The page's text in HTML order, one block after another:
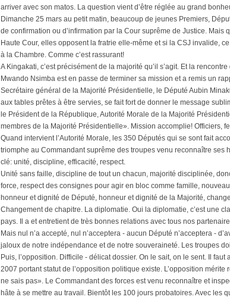
arriver avec son matos. La question vient d’être réglée au grand
Dimanche 25 mars au petit matin, beaucoup de jeunes Premiers,
de confirmation ou d’infirmation par la Cour suprême de Justice. Mais
Haute Cour, elles opposent la fratrie elle-même et si la CSJ invalide,
à la Chambre. Comme c’est rassurant!
A Kingakati, c’est précisément de la majorité qu’il s’agit. Et la
Mwando Nsimba est en passe de terminer sa mission et a remis un
Secrétaire général de la Majorité Présidentielle, le Député Aubin
aux tables prêtes à être servies, se fait fort de donner le message
le Président de la République, Autorité Morale de la Majorité
membres de la Majorité Présidentielle». Mission accomplie! Officiers,
Quand intervient l’Autorité Morale, les 350 Députés qui se sont fait
triomphe au Commandant suprême des troupes venu reconnaître ses
clé: unité, discipline, efficacité, respect.
Unité sans faille, discipline de tout un chacun, majorité disciplinée,
force, respect des consignes pour agir en bloc comme famille,
honneur et dignité de Député, honneur et dignité de la Majorité,
Changement de chapitre. La diplomatie. Oui la diplomatie, c’est une
pays. Il a et entretient de très bonnes relations avec tous nos
Mais nul n’a accepté, nul n’acceptera - aucun Député n’acceptera -
jaloux de notre indépendance et de notre souveraineté. Les troupes
Puis, l’opposition. Difficile - délicat dossier. On le sait, on le sent. Il
2007 portant statut de l’opposition politique existe. L’opposition
ne sais pas». Le Commandant des forces est venu reconnaître et
hâte à se mettre au travail. Bientôt les 100 jours probatoires. Avec les